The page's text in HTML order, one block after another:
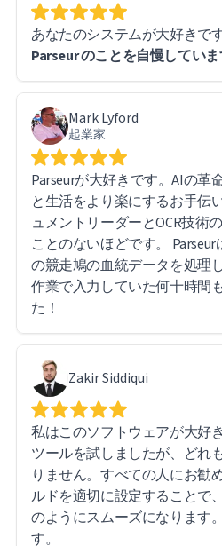
大量のデータを扱う中で、い
遇しましたが、Parseurのサポ
速に対応してくれました。実
フトウェアの制限ではなく、
全体的な使用感には非常に満
処理とデータ抽出に携わる方
をお勧めできます。
あなたのシステムが大好きで
Parseur のことを自慢してい
Mark Lyford
起業家
Parseurが大好きです。AIの革
と生活をより楽にするお手伝
ュメントリーダーとOCR技術
ことのないほどです。
の競走鳩の血統データを処理
作業で入力していた何十時間
た！
Zakir Siddiqui
私はこのソフトウェアが大好
ツールを試しましたが、どれ
りません。すべての人にお勧
ルドを適切に設定することで
のようにスムーズになります
す。